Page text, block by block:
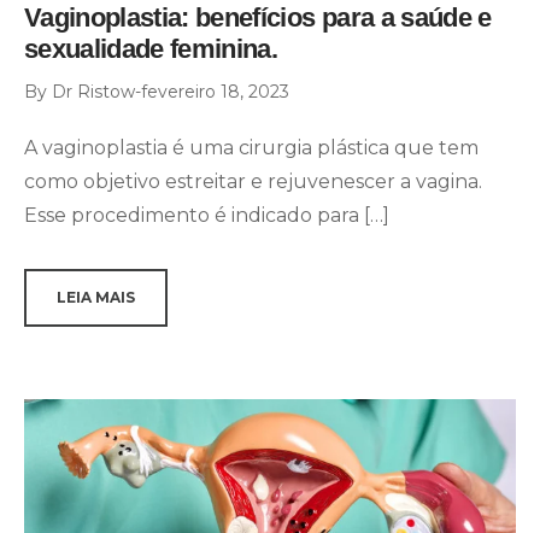
Vaginoplastia: benefícios para a saúde e
sexualidade feminina.
By Dr Ristow fevereiro 18, 2023
A vaginoplastia é uma cirurgia plástica que tem
como objetivo estreitar e rejuvenescer a vagina.
Esse procedimento é indicado para […]
LEIA MAIS